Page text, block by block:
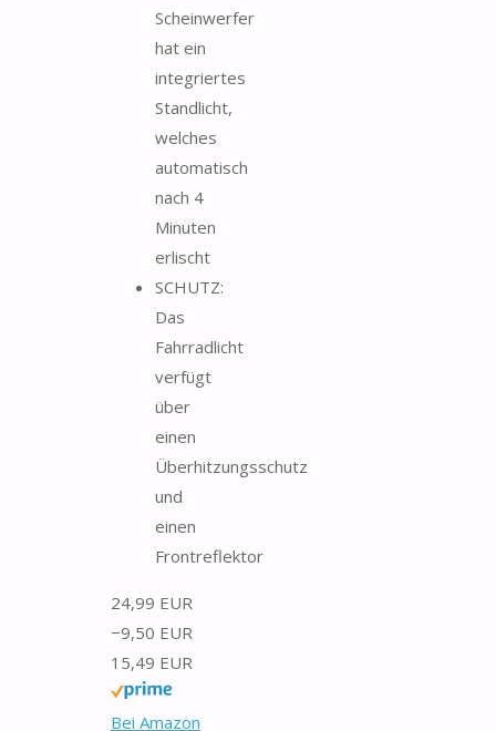
Scheinwerfer
hat ein
integriertes
Standlicht,
welches
automatisch
nach 4
Minuten
erlischt
SCHUTZ:
Das
Fahrradlicht
verfügt
über
einen
Überhitzungsschutz
und
einen
Frontreflektor
24,99 EUR
−9,50 EUR
15,49 EUR
Bei Amazon